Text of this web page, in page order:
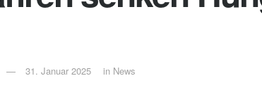
31. Januar 2025 in News